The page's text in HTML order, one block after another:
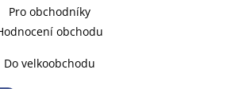
Pro obchodníky
obchodu
Do velkoobchodu